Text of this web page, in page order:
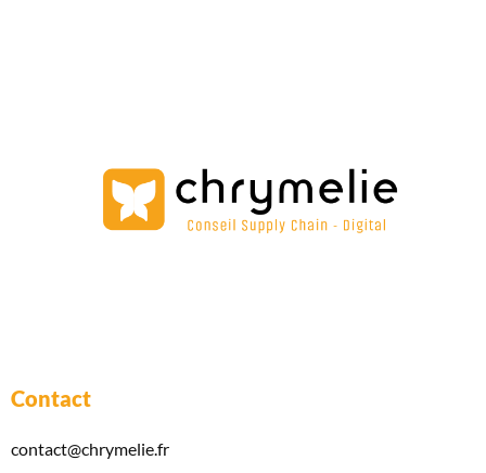
Contact
contact@chrymelie.fr